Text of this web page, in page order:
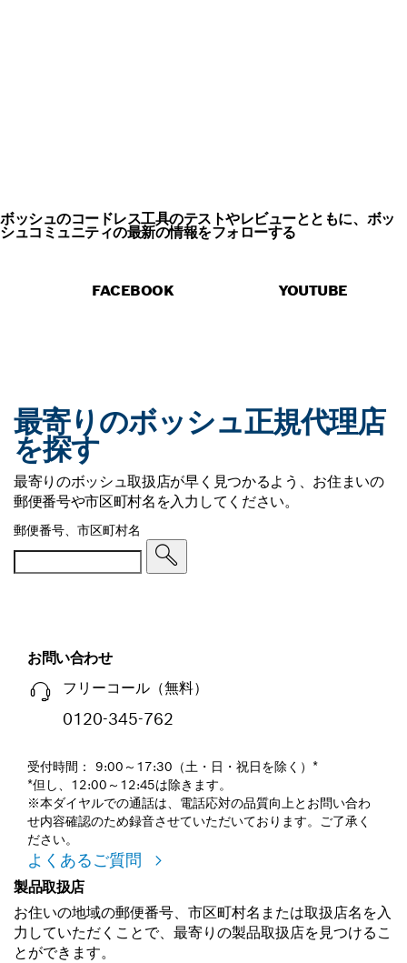
ボッシュのコードレス工具のテストやレビューとともに、ボッ
シュコミュニティの最新の情報をフォローする
FACEBOOK YOUTUBE
最寄りのボッシュ正規代理店
を探す
最寄りのボッシュ取扱店が早く見つかるよう、お住まいの
郵便番号や市区町村名を入力してください。
郵便番号、市区町村名
お問い合わせ
フリーコール（無料）
0120-345-762
受付時間： 9:00～17:30（土・日・祝日を除く）*
*但し、12:00～12:45は除きます。
※本ダイヤルでの通話は、電話応対の品質向上とお問い合わ
せ内容確認のため録音させていただいております。ご了承く
ださい。
よくあるご質問
製品取扱店
お住いの地域の郵便番号、市区町村名または取扱店名を入
力していただくことで、最寄りの製品取扱店を見つけるこ
とができます。